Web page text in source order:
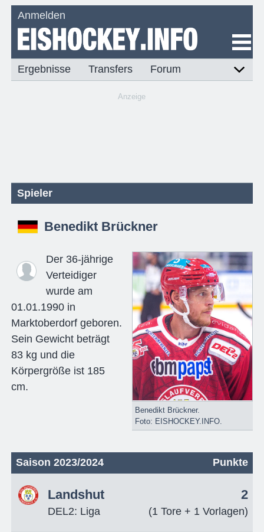
Anmelden
Ergebnisse Transfers Forum
Anzeige
Spieler
Benedikt Brückner
Benedikt Brückner.
Foto: EISHOCKEY.INFO.
Der 36-jährige
Verteidiger
wurde am
01.01.1990 in
Marktoberdorf geboren.
Sein Gewicht beträgt
83 kg und die
Körpergröße ist 185
cm.
Saison 2023/2024 Punkte
Landshut
DEL2: Liga
2
(1 Tore + 1 Vorlagen)